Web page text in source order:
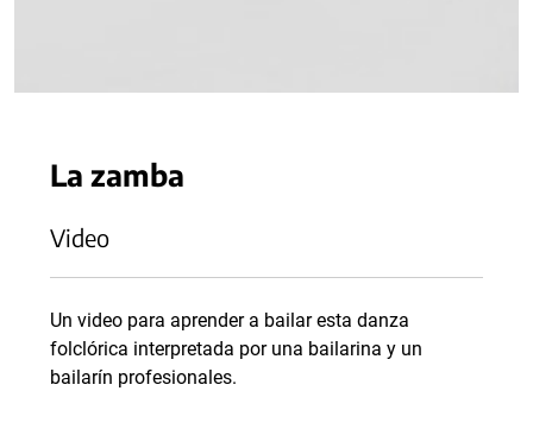
La zamba
Video
Un video para aprender a bailar esta danza
folclórica interpretada por una bailarina y un
bailarín profesionales.